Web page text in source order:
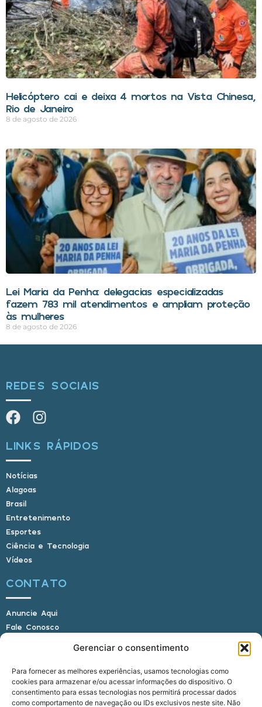
Gerenciar o consentimento
Para fornecer as melhores experiências, usamos tecnologias como
cookies para armazenar e/ou acessar informações do dispositivo. O
consentimento para essas tecnologias nos permitirá processar dados
como comportamento de navegação ou IDs exclusivos neste site. Não
Helicóptero cai e deixa 4 mortos na Vista Chinesa,
Rio de Janeiro
8 de agosto de 2026
Lei Maria da Penha: delegacias especializadas
fazem 783 mil atendimentos e ampliam proteção
às mulheres
8 de agosto de 2026
REDES SOCIAIS
LINKS RÁPIDOS
Notícias
Alagoas
Brasil
Entretenimento
Esportes
Ciência e Tecnologia
Vídeos
CONTATO
Anuncie Aqui
Fale Conosco
E-mail: alagoasbrasilnoticias@gmail.com
Telefone: (82) 9 9691-0391 (Whatsapp)